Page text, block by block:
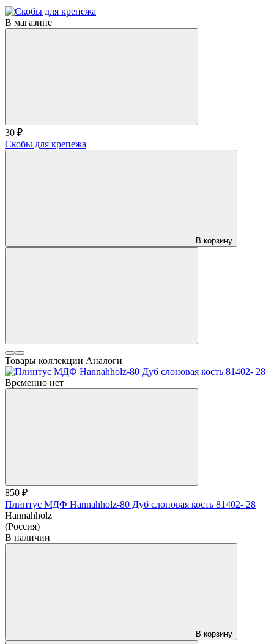
В магазине
30 ₽
Скобы для крепежа
В корзину
Товары коллекции Аналоги
Временно нет
850 ₽
Плинтус МДФ Hannahholz-80 Дуб слоновая кость 81402- 28
Hannahholz
(Россия)
В наличии
В корзину